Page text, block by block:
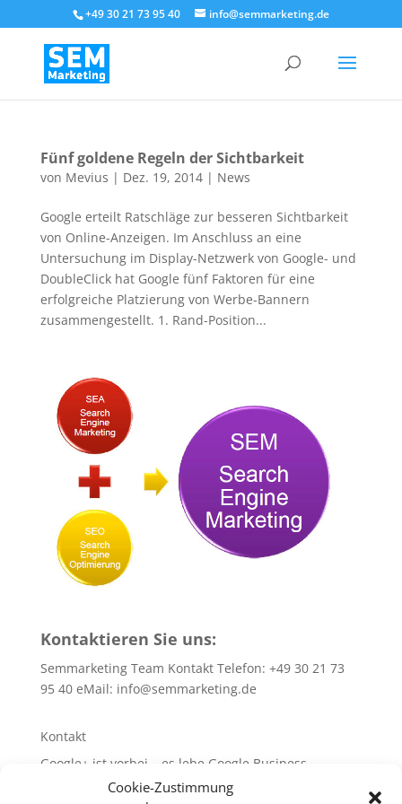
Cookie-Zustimmung
+49 30 21 73 95 40 info@semmarketing.de
Fünf goldene Regeln der Sichtbarkeit
von Mevius | Dez. 19, 2014| News
Google erteilt Ratschläge zur besseren Sichtbarkeit
von Online-Anzeigen. Im Anschluss an eine
Untersuchung im Display-Netzwerk von Google- und
DoubleClick hat Google fünf Faktoren für eine
erfolgreiche Platzierung von Werbe-Bannern
zusammengestellt. 1. Rand-Position...
Kontaktieren Sie uns:
Semmarketing Team Kontakt Telefon: +49 30 21 73
95 40 eMail: info@semmarketing.de
Kontakt
Google+ ist vorbei – es lebe Google Business
10 SEO-TIPPS